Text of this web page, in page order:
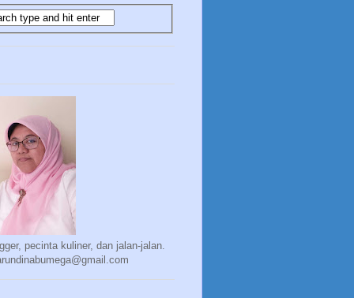
pecinta kuliner, dan jalan-jalan.